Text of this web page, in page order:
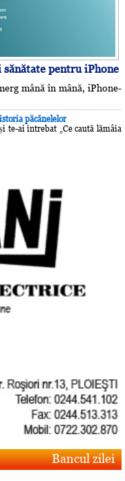
pentru iPhone
mână în mână, iPhone-
păcănelelor
te-ai întrebat „Ce caută lămâia
Bancul zilei